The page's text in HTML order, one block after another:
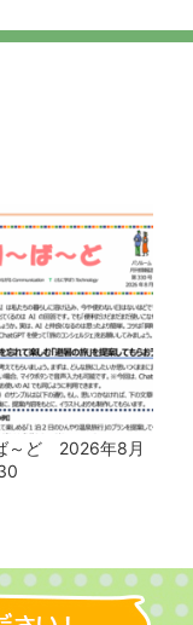
～ど 2026年8月